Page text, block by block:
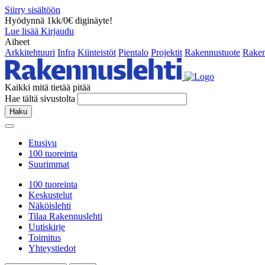
Siirry sisältöön
Hyödynnä 1kk/0€ diginäyte!
Lue lisää Kirjaudu
Aiheet
Arkkitehtuuri Infra Kiinteistöt Pientalo Projektit Rakennustuote
Kaikki mitä tietää pitää
Hae tältä sivustolta
Haku
Etusivu
100 tuoreinta
Suurimmat
100 tuoreinta
Keskustelut
Näköislehti
Tilaa Rakennuslehti
Uutiskirje
Toimitus
Yhteystiedot